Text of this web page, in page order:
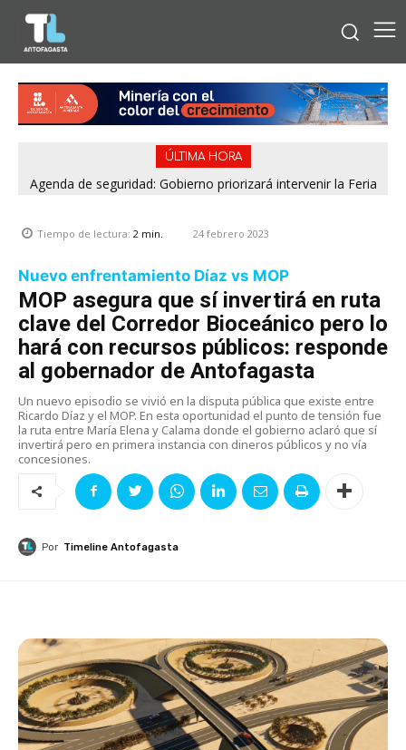
ÚLTIMA HORA
Agenda de seguridad: Gobierno priorizará intervenir la Feria
Tiempo de lectura: 2 min. 24 febrero 2023
Nuevo enfrentamiento Díaz vs MOP
MOP asegura que sí invertirá en ruta
clave del Corredor Bioceánico pero lo
hará con recursos públicos: responde
al gobernador de Antofagasta
Un nuevo episodio se vivió en la disputa pública que existe entre
Ricardo Díaz y el MOP. En esta oportunidad el punto de tensión fue
la ruta entre María Elena y Calama donde el gobierno aclaró que sí
invertirá pero en primera instancia con dineros públicos y no vía
concesiones.
Por Timeline Antofagasta